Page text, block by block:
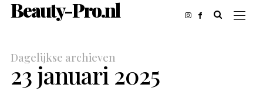
Beauty-Pro.nl
Dagelijkse archieven
23 januari 2025